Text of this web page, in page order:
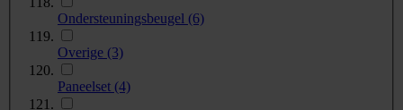
Ondersteuningsbeugel (6)
Overige (3)
Paneelset (4)